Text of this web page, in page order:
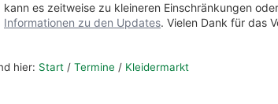
kann es zeitweise zu kleineren Einschränkungen
Informationen zu den Updates. Vielen Dank für das
hier: Start / Termine / Kleidermarkt